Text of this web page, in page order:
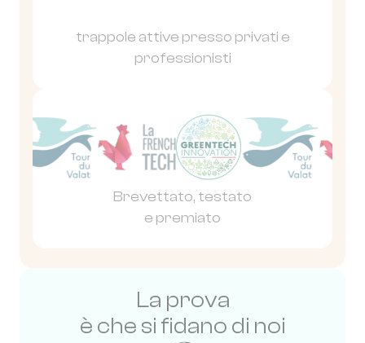
trappole attive presso privati e
professionisti
Brevettato, testato
e premiato
La prova
è che si fidano di noi